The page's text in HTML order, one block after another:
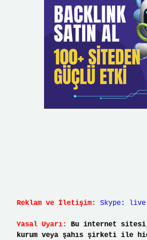
Reklam ve İletişim: Skype:
Yasal Uyarı:
Bu internet
kurum veya şahıs şirketi ile